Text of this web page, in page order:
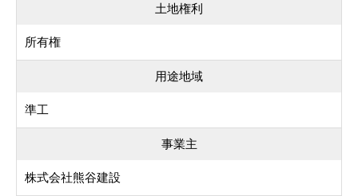
土地権利
所有権
用途地域
準工
事業主
株式会社熊谷建設